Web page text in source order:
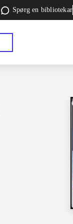
Spørg en bibliotekar